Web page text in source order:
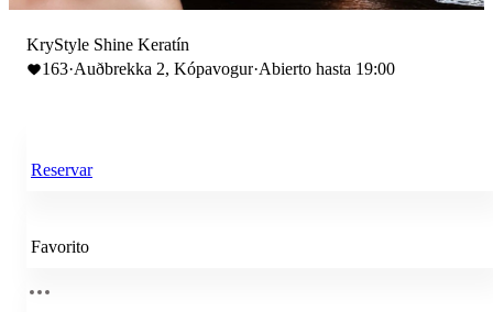
KryStyle Shine Keratín
163·Auðbrekka 2, Kópavogur·Abierto hasta 19:00
Reservar
Favorito